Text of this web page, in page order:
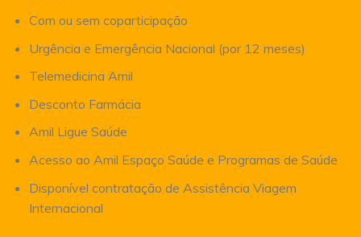
Com ou sem coparticipação
Urgência e Emergência Nacional (por 12 meses)
Telemedicina Amil
Desconto Farmácia
Amil Ligue Saúde
Acesso ao Amil Espaço Saúde e Programas de Saúde
Disponível contratação de Assistência Viagem
Internacional